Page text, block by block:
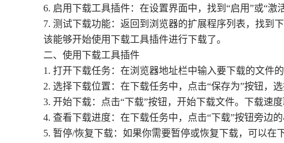
6. 启用下载工具插件：在设置界面中，找到“启用”或“
7. 测试下载功能：返回到浏览器的扩展程序列表，找到
该能够开始使用下载工具插件进行下载了。
二、使用下载工具插件
1. 打开下载任务：在浏览器地址栏中输入要下载的文件
2. 选择下载位置：在下载任务中，点击“保存为”按钮，
3. 开始下载：点击“下载”按钮，开始下载文件。下载速
4. 查看下载进度：在下载任务中，点击“下载”按钮旁边
5. 暂停/恢复下载：如果你需要暂停或恢复下载，可以在